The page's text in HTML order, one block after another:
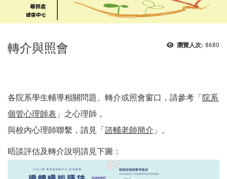
瀏覽人次: 8680
轉介與照會
各院系學生輔導相關問題、轉介或照會窗口，請參考「院系
個管心理師表 」之心理師，
與校內心理師聯繫，請見「諮輔老師簡介 」。
晤談評估及轉介說明請見下圖：